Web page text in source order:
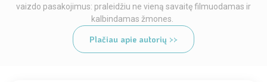
vaizdo pasakojimus: praleidžiu ne vieną savaitę filmuodamas ir
kalbindamas žmones.
Plačiau apie autorių >>